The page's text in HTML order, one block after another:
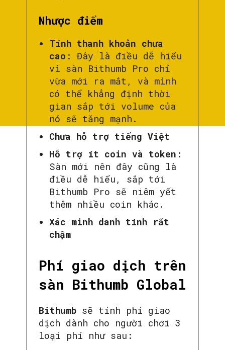
Nhược điểm
Tính thanh khoản chưa
cao : Đây là điều dễ hiểu
vì sàn Bithumb Pro chỉ
vừa mới ra mắt, và mình
có thể khẳng định thời
gian sắp tới volume của
nó sẽ tăng mạnh.
Chưa hỗ trợ tiếng Việt
Hỗ trợ ít coin và token :
Sàn mới nên đây cũng là
điều dễ hiểu, sắp tới
Bithumb Pro sẽ niêm yết
thêm nhiều coin khác.
Xác minh danh tính rất
chậm
Phí giao dịch trên
sàn Bithumb Global
Bithumb sẽ tính phí giao
dịch dành cho người chơi 3
loại phí như sau: